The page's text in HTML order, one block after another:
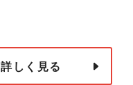
詳しく見る